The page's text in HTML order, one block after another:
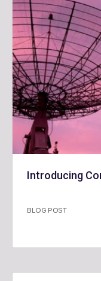
Introducing
BLOG POST